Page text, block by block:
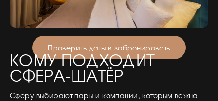
Проверить даты и забронировать
КОМУ ПОДХОДИТ
СФЕРА-ШАТЁР
Сферу выбирают пары и компании, которым важна